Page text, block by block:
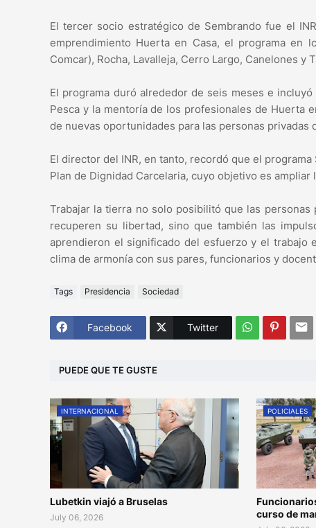
El tercer socio estratégico de Sembrando fue el
emprendimiento Huerta en Casa, el programa en
Comcar), Rocha, Lavalleja, Cerro Largo, Canelones y
El programa duró alrededor de seis meses e
Pesca y la mentoría de los profesionales de Huerta
de nuevas oportunidades para las personas privadas
El director del INR, en tanto, recordó que el
Plan de Dignidad Carcelaria, cuyo objetivo es
Trabajar la tierra no solo posibilitó que las
recuperen su libertad, sino que también las
aprendieron el significado del esfuerzo y el
clima de armonía con sus pares, funcionarios y
Tags Presidencia Sociedad
Facebook Twitter
PUEDE QUE TE GUSTE
INTERNACIONAL
Lubetkin viajó a Bruselas
July 06, 2026
POLICIALES
curso de